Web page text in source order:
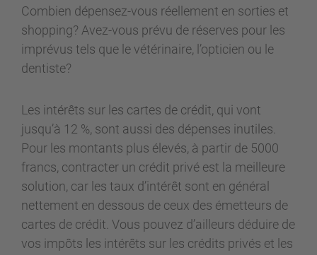
Combien dépensez-vous réellement en sorties et
shopping? Avez-vous prévu de réserves pour les
imprévus tels que le vétérinaire, l’opticien ou le
dentiste?
Les intérêts sur les cartes de crédit, qui vont
jusqu’à 12 %, sont aussi des dépenses inutiles.
Pour les montants plus élevés, à partir de 5000
francs, contracter un crédit privé est la meilleure
solution, car les taux d’intérêt sont en général
nettement en dessous de ceux des émetteurs de
cartes de crédit. Vous pouvez d’ailleurs déduire de
vos impôts les intérêts sur les crédits privés et les